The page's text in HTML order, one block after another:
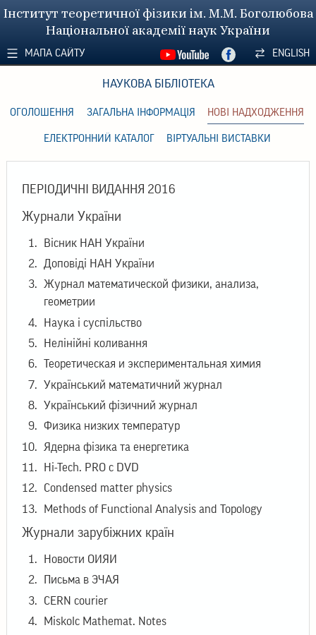
Інститут теоретичної фізики ім. М.М. Боголюбова
Національної академії наук України
МАПА САЙТУ ENGLISH
НАУКОВА БІБЛІОТЕКА
ОГОЛОШЕННЯ ЗАГАЛЬНА ІНФОРМАЦІЯ НОВІ НАДХОДЖЕННЯ
ЕЛЕКТРОННИЙ КАТАЛОГ ВІРТУАЛЬНІ ВИСТАВКИ
ПЕРІОДИЧНІ ВИДАННЯ 2016
Журнали України
Вісник НАН України
Доповіді НАН України
Журнал математической физики, анализа,
геометрии
Наука і суспільство
Нелінійні коливання
Теоретическая и экспериментальная химия
Український математичний журнал
Український фізичний журнал
Физика низких температур
Ядерна фізика та енергетика
Hi-Tech. PRO с DVD
Condensed matter physics
Methods of Functional Analysis and Topology
Журнали зарубіжних країн
Новости ОИЯИ
Письма в ЭЧАЯ
CERN courier
Miskolc Mathemat. Notes